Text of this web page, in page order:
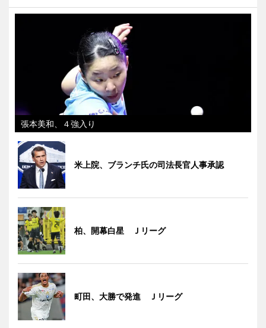
張本美和、４強入り
米上院、ブランチ氏の司法長官人事承認
柏、開幕白星 Ｊリーグ
町田、大勝で発進 Ｊリーグ